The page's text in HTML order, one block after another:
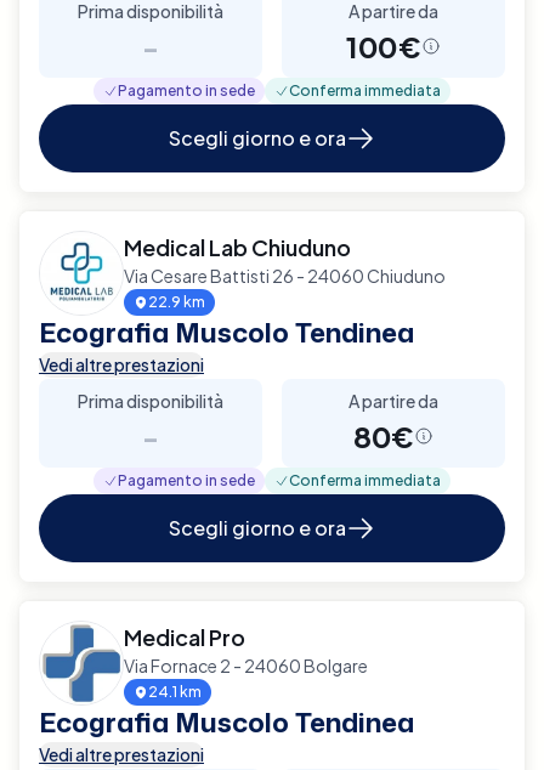
Prima disponibilità
-
A partire da
100€
Pagamento in sede Conferma immediata
Scegli giorno e ora
Medical Lab Chiuduno
Via Cesare Battisti 26 - 24060 Chiuduno
22.9 km
Ecografia Muscolo Tendinea
Vedi altre prestazioni
Prima disponibilità
-
A partire da
80€
Pagamento in sede Conferma immediata
Scegli giorno e ora
Medical Pro
Via Fornace 2 - 24060 Bolgare
24.1 km
Ecografia Muscolo Tendinea
Vedi altre prestazioni